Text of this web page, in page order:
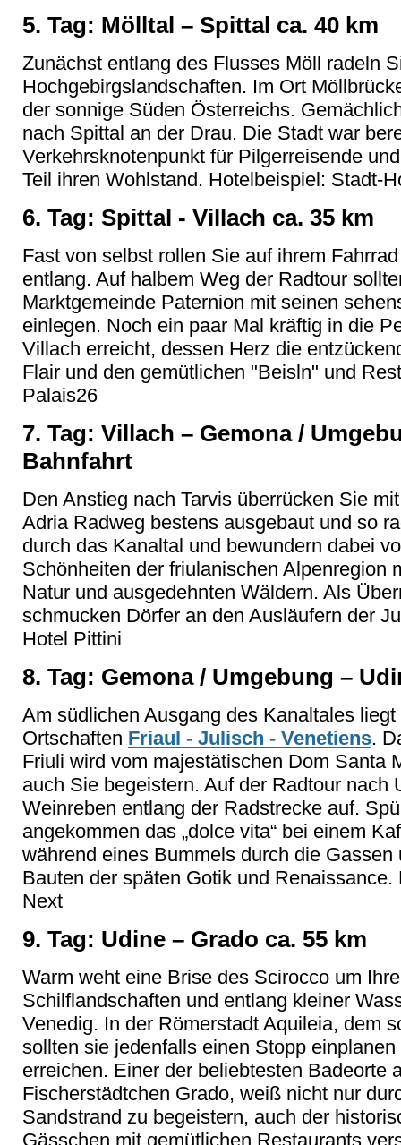
5. Tag: Mölltal – Spittal ca. 40 km
Zunächst entlang des Flusses Möll radeln
Hochgebirgslandschaften. Im Ort
der sonnige Süden Österreichs.
nach Spittal an der Drau. Die Stadt war
Verkehrsknotenpunkt für Pilgerreisende
Teil ihren Wohlstand. Hotelbeispiel: Stadt-
6. Tag: Spittal - Villach ca. 35 km
Fast von selbst rollen Sie auf ihrem
entlang. Auf halbem Weg der Radtour
Marktgemeinde Paternion mit seinen
einlegen. Noch ein paar Mal kräftig in die
Villach erreicht, dessen Herz die
Flair und den gemütlichen "Beisln" und
Palais26
7. Tag: Villach – Gemona /
Bahnfahrt
Den Anstieg nach Tarvis überrücken Sie
Adria Radweg bestens ausgebaut und so
durch das Kanaltal und bewundern dabei
Schönheiten der friulanischen Alpenregion
Natur und ausgedehnten Wäldern. Als
schmucken Dörfer an den Ausläufern der
Hotel Pittini
8. Tag: Gemona / Umgebung –
Am südlichen Ausgang des Kanaltales
Ortschaften Friaul - Julisch - Venetiens.
Friuli wird vom majestätischen Dom Santa
auch Sie begeistern. Auf der Radtour nach
Weinreben entlang der Radstrecke auf.
angekommen das „dolce vita“ bei einem
während eines Bummels durch die
Bauten der späten Gotik und
Next
9. Tag: Udine – Grado ca. 55 km
Warm weht eine Brise des Scirocco um
Schilflandschaften und entlang kleiner
Venedig. In der Römerstadt Aquileia, dem
sollten sie jedenfalls einen Stopp
erreichen. Einer der beliebtesten Badeorte
Fischerstädtchen Grado, weiß nicht nur
Sandstrand zu begeistern, auch der
Gässchen mit gemütlichen Restaurants